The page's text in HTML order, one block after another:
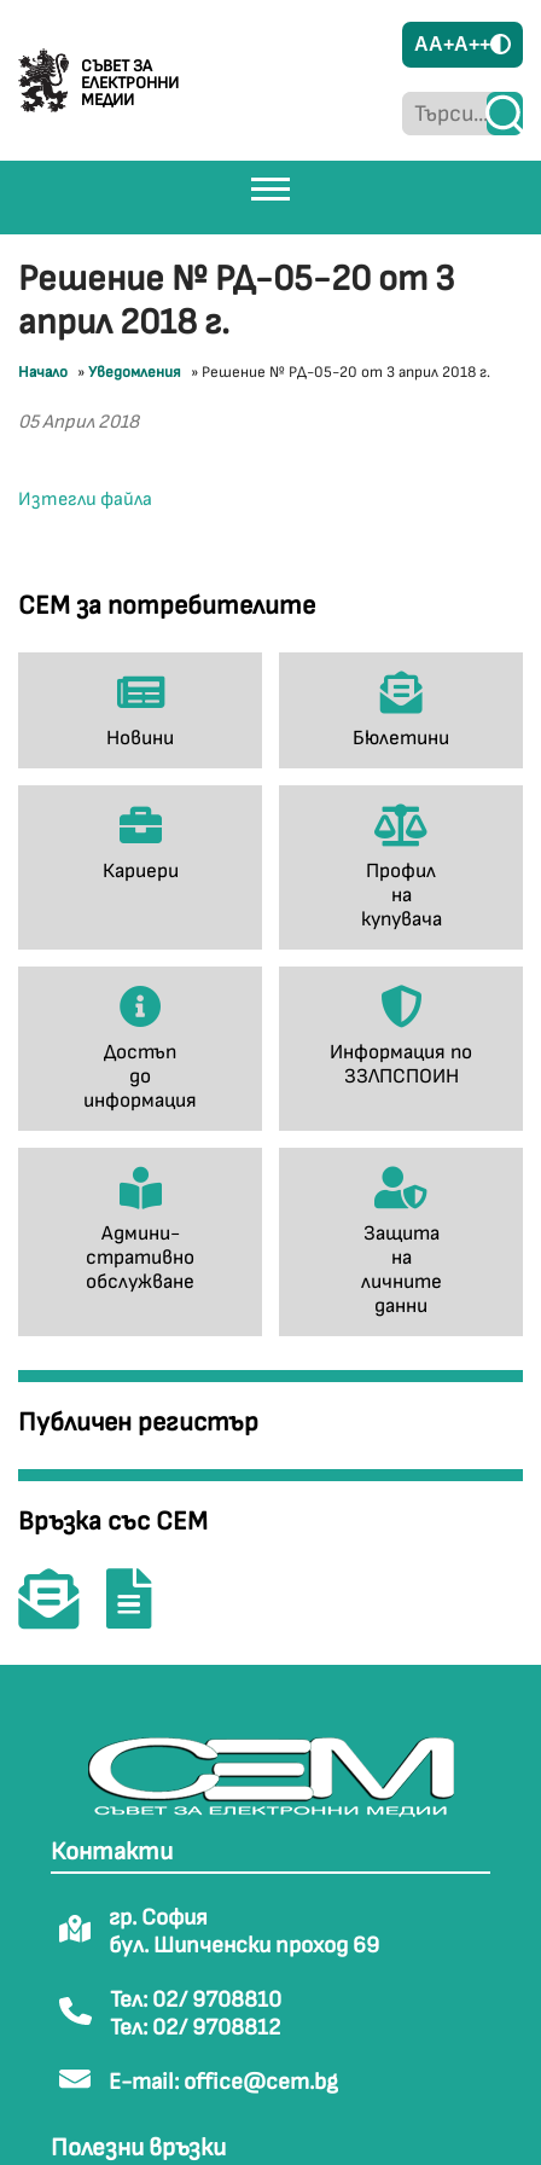
СЪВЕТ ЗА
ЕЛЕКТРОННИ
МЕДИИ
AA+A++
СЕМ за потребителите
Новини Бюлетини
Кариери
Профил
на
купувача
Достъп
до
информация
Информация по
ЗЗЛПСПОИН
Админи-
стративно
обслужване
Защита
на
личните
данни
Публичен регистър
Връзка със СЕМ
Решение № РД-05-20 от 3
април 2018 г.
Начало »Уведомления » Решение № РД-05-20 от 3 април 2018 г.
05 Април 2018
Изтегли файла
Контакти
гр. София
бул. Шипченски проход 69
Тел: 02/ 9708810
Тел: 02/ 9708812
E-mail: office@cem.bg
Полезни връзки